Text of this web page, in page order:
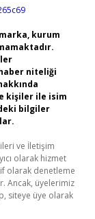
kurum
niteliği
kişiler ile isim
bilgiler
ve İletişim
olarak hizmet
olarak denetleme
Ancak, üyelerimiz
siteye üye olarak